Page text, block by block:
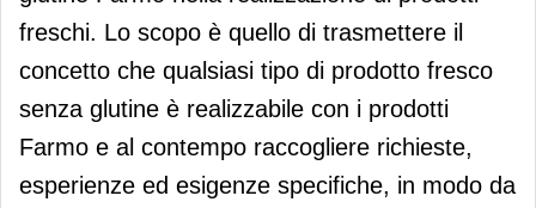
freschi. Lo scopo è quello di trasmettere il
concetto che qualsiasi tipo di prodotto fresco
senza glutine è realizzabile con i prodotti
Farmo e al contempo raccogliere richieste,
esperienze ed esigenze specifiche, in modo da